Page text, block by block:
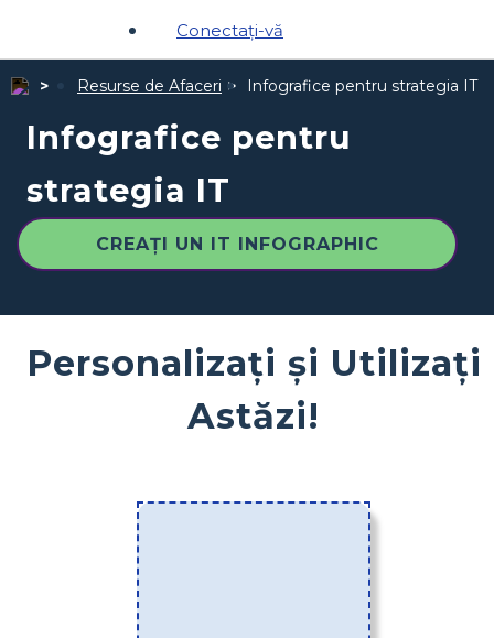
Conectați-vă
Resurse de Afaceri Infografice pentru strategia IT
Infografice pentru
strategia IT
CREAȚI UN IT INFOGRAPHIC
Personalizați și Utilizați
Astăzi!